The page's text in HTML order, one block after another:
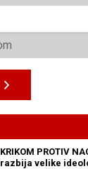
KRIKOM PROTIV
razbija velike